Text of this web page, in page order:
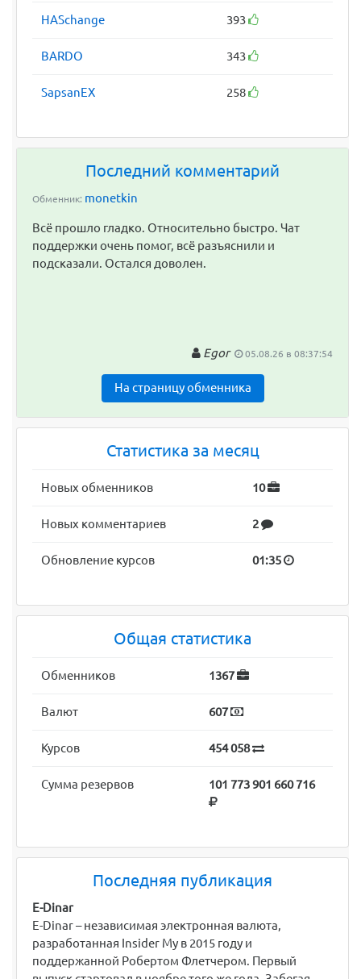
HASchange 393
BARDO 343
SapsanEX 258
Последний комментарий
Обменник: monetkin
Всё прошло гладко. Относительно быстро. Чат
поддержки очень помог, всё разъяснили и
подсказали. Остался доволен.
Egor 05.08.26 в 08:37:54
На страницу обменника
Статистика за месяц
Новых обменников 10
Новых комментариев 2
Обновление курсов 01:35
Общая статистика
Обменников 1367
Валют 607
Курсов 454 058
Сумма резервов 101 773 901 660 716
Последняя публикация
E-Dinar
E-Dinar – независимая электронная валюта,
разработанная Insider My в 2015 году и
поддержанной Робертом Флетчером. Первый